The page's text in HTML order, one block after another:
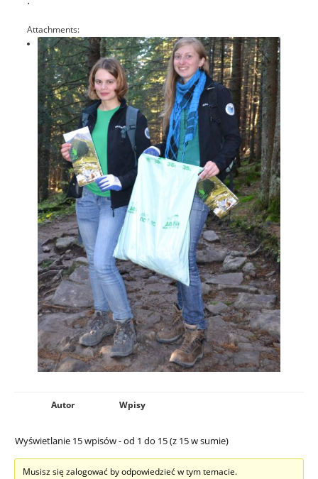
Attachments:
Autor Wpisy
Wyświetlanie 15 wpisów - od 1 do 15 (z 15 w sumie)
Musisz się zalogować by odpowiedzieć w tym temacie.